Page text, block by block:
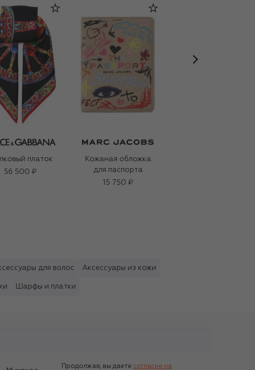
платок
56 500 ₽
Кожаная обложка
для паспорта
15 750 ₽
для волос Аксессуары из кожи
Шарфы и платки
Продолжая, вы даете согласие на